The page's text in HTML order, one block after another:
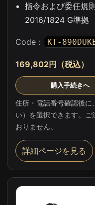
指令および委任規
2016/1824 G準拠
Code： KT-
169,802円（税込）
購入手続きへ
住所・電話番号確認後
い）を選択できます。ご
おりません。
詳細ページを見る